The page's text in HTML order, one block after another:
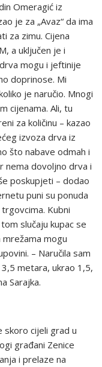
Omeragić iz
je za „Avaz“ da ima
za zimu. Cijena
a uključen je i
mogu i jeftinije
doprinose. Mi
je naručio. Mnogi
cijenama. Ali, tu
za količinu – kazao
izvoza drva iz
što nabave odmah i
nema dovoljno drva i
poskupjeti – dodao
puni su ponuda
Kubni
slučaju kupac se
mogu
– Naručila sam
metara, ukrao 1,5,
Sarajka.
skoro cijeli grad u
građani Zenice
i prelaze na